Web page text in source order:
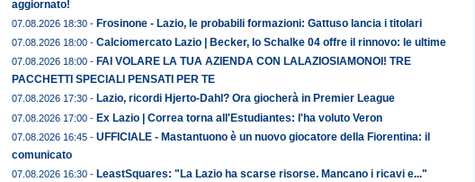
aggiornato!
07.08.2026 18:30 - Frosinone - Lazio, le probabili formazioni: Gattuso lancia i titolari
07.08.2026 18:00 - Calciomercato Lazio | Becker, lo Schalke 04 offre il rinnovo: le ultime
07.08.2026 18:00 - FAI VOLARE LA TUA AZIENDA CON LALAZIOSIAMONOI! TRE
PACCHETTI SPECIALI PENSATI PER TE
07.08.2026 17:30 - Lazio, ricordi Hjerto-Dahl? Ora giocherà in Premier League
07.08.2026 17:00 - Ex Lazio | Correa torna all'Estudiantes: l'ha voluto Veron
07.08.2026 16:45 - UFFICIALE - Mastantuono è un nuovo giocatore della Fiorentina: il
comunicato
07.08.2026 16:30 - LeastSquares: "La Lazio ha scarse risorse. Mancano i ricavi e..."